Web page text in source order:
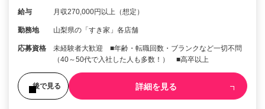
給与 月収270,000円以上（想定）
勤務地 山梨県の「すき家」各店舗
応募資格
未経験者大歓迎 ■年齢・転職回数・ブランクなど一切不問
（40～50代で入社した人も多数！） ■高卒以上
後で見る 詳細を見る